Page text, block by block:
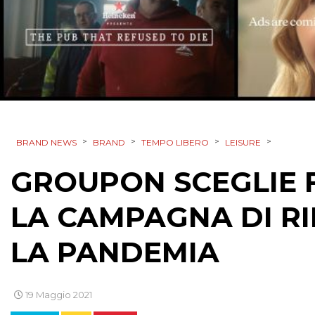
BRAND NEWS > BRAND > TEMPO LIBERO > LEISURE >
GROUPON SCEGLIE
LA CAMPAGNA DI
LA PANDEMIA
19 Maggio 2021